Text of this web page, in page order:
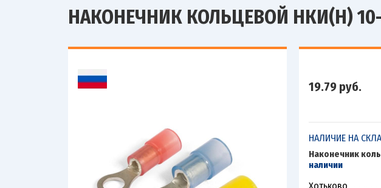
НАКОНЕЧНИК КОЛЬЦЕВОЙ НКИ(Н) 10-
19.79 руб.
НАЛИЧИЕ НА
Наконечник
наличии